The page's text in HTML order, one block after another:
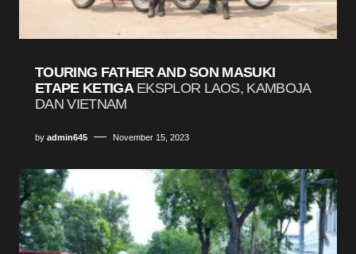
TOURING FATHER AND SON MASUKI
ETAPE KETIGA EKSPLOR LAOS, KAMBOJA
DAN VIETNAM
by admin645 November 15, 2023